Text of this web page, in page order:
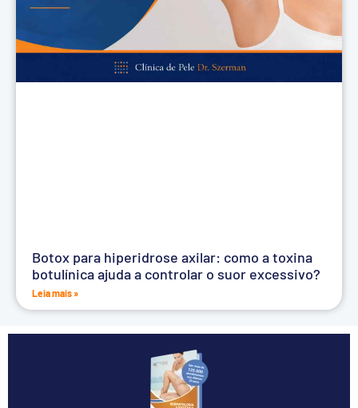
Botox para hiperidrose axilar: como a toxina
botulínica ajuda a controlar o suor excessivo?
Leia mais »